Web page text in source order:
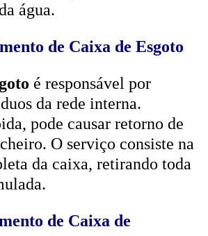
água.
de Caixa de Esgoto
é responsável por
da rede interna.
pode causar retorno de
O serviço consiste na
da caixa, retirando toda
de Caixa de